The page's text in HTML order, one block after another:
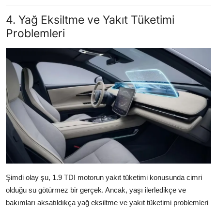
4. Yağ Eksiltme ve Yakıt Tüketimi
Problemleri
Şimdi olay şu, 1.9 TDI motorun yakıt tüketimi konusunda cimri
olduğu su götürmez bir gerçek. Ancak, yaşı ilerledikçe ve
bakımları aksatıldıkça yağ eksiltme ve yakıt tüketimi problemleri